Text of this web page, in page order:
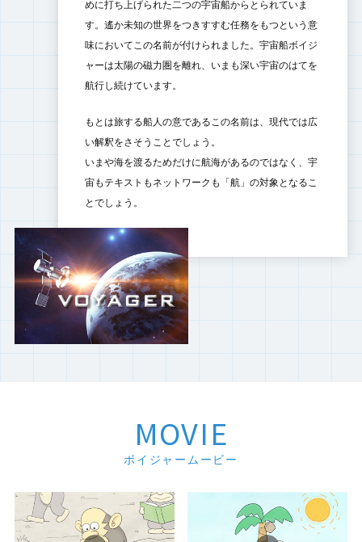
めに打ち上げられた二つの宇宙船からとられていま
す。遙か未知の世界をつきすすむ任務をもつという意
味においてこの名前が付けられました。宇宙船ボイジ
ャーは太陽の磁力圏を離れ、いまも深い宇宙のはてを
航行し続けています。
もとは旅する船人の意であるこの名前は、現代では広
い解釈をさそうことでしょう。
いまや海を渡るためだけに航海があるのではなく、宇
宙もテキストもネットワークも「航」の対象となるこ
とでしょう。
MOVIE
ボイジャームービー